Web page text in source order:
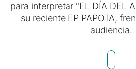
para interpretar "EL DÍA DEL
su reciente EP PAPOTA,
audiencia.